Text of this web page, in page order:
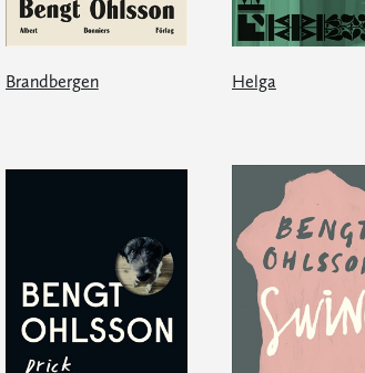
Brandbergen Helga